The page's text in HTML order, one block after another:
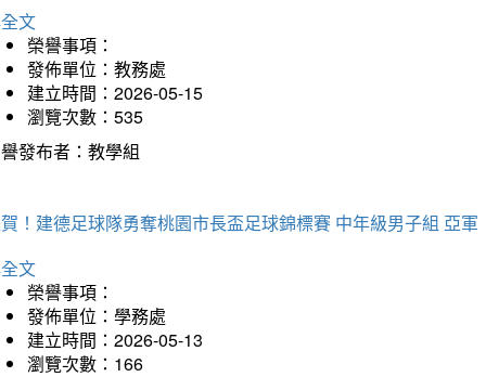
文
榮譽事項：
發佈單位：教務處
建立時間：2026-05-15
瀏覽次數：535
發布者：教學組
！建德足球隊勇奪桃園市長盃足球錦標賽 中年級男子組 亞軍
文
榮譽事項：
發佈單位：學務處
建立時間：2026-05-13
瀏覽次數：166